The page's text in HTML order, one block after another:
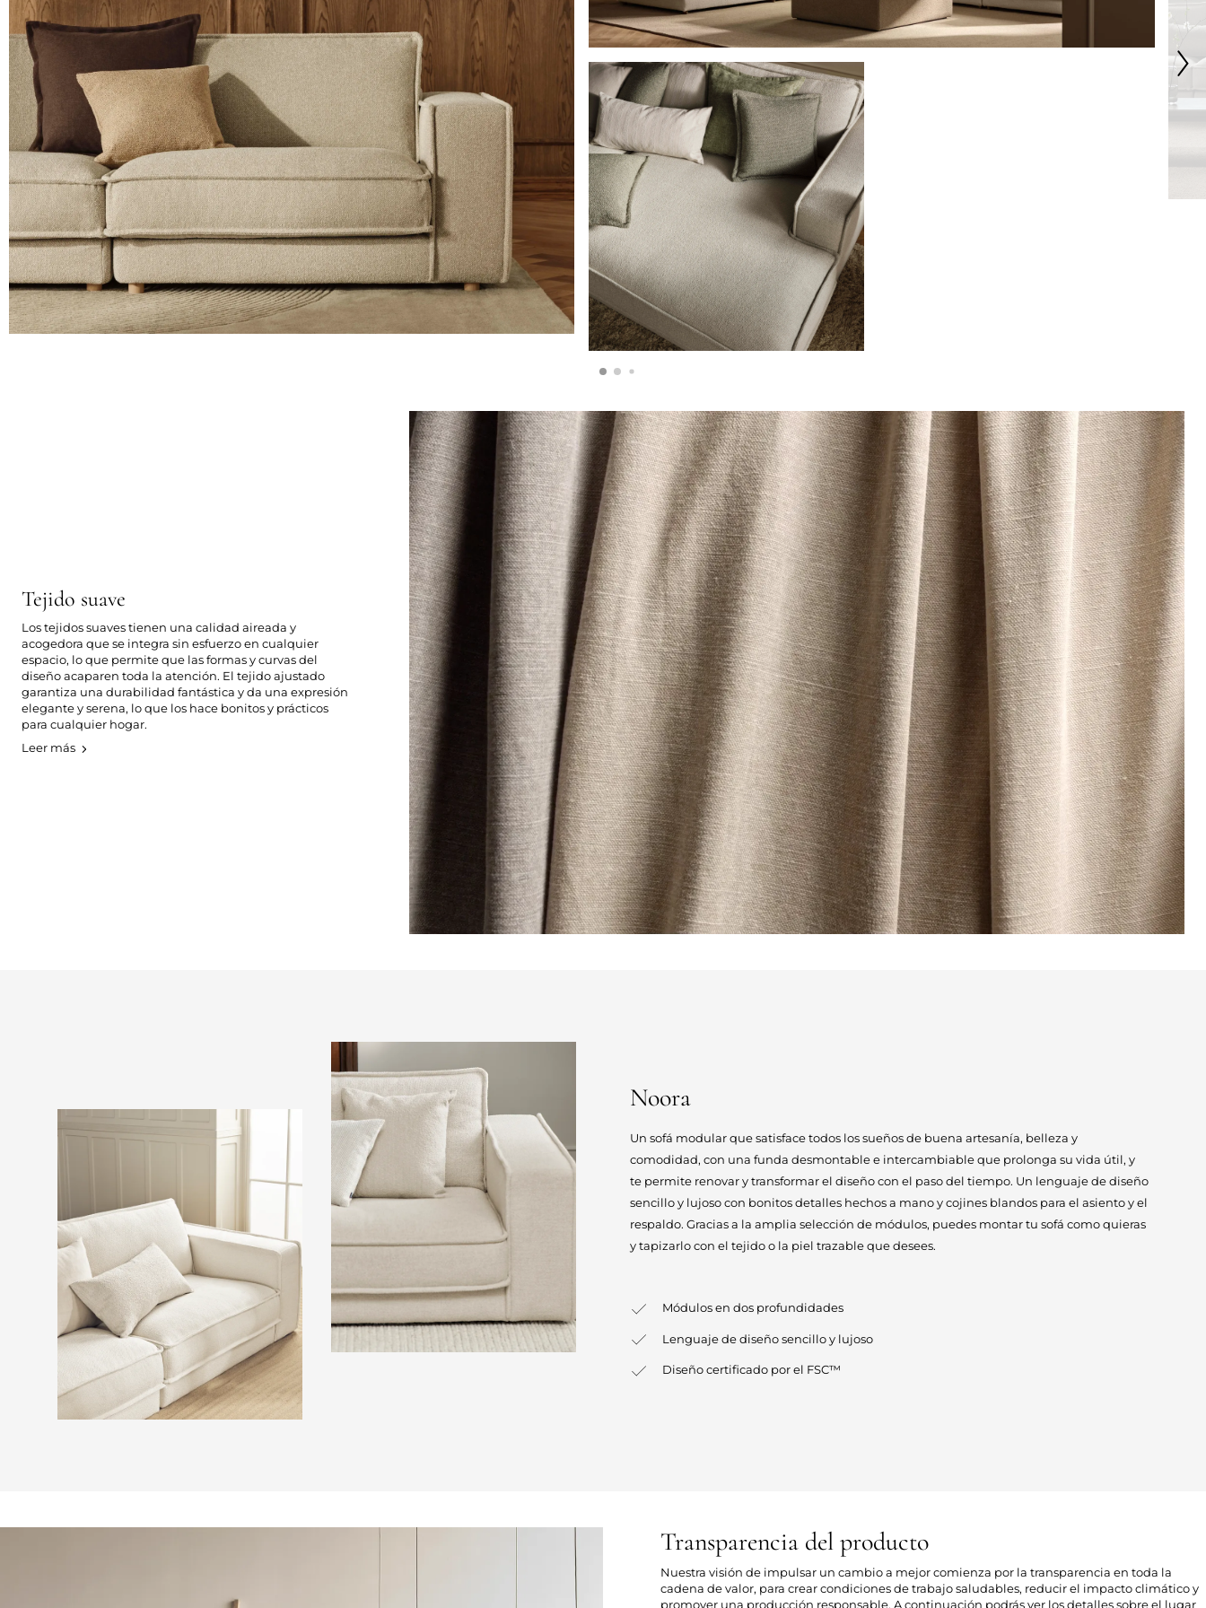
Tejido suave
Los tejidos suaves tienen una calidad aireada y
acogedora que se integra sin esfuerzo en cualquier
espacio, lo que permite que las formas y curvas del
diseño acaparen toda la atención. El tejido ajustado
garantiza una durabilidad fantástica y da una expresión
elegante y serena, lo que los hace bonitos y prácticos
para cualquier hogar.
Leer más
Noora
Un sofá modular que satisface todos los sueños de buena artesanía, belleza y
comodidad, con una funda desmontable e intercambiable que prolonga su vida útil, y
te permite renovar y transformar el diseño con el paso del tiempo. Un lenguaje de diseño
sencillo y lujoso con bonitos detalles hechos a mano y cojines blandos para el asiento y el
respaldo. Gracias a la amplia selección de módulos, puedes montar tu sofá como quieras
y tapizarlo con el tejido o la piel trazable que desees.
Módulos en dos profundidades
Lenguaje de diseño sencillo y lujoso
Diseño certificado por el FSC™
Transparencia del producto
Nuestra visión de impulsar un cambio a mejor comienza por la transparencia en toda la
cadena de valor, para crear condiciones de trabajo saludables, reducir el impacto climático y
promover una producción responsable. A continuación podrás ver los detalles sobre el lugar